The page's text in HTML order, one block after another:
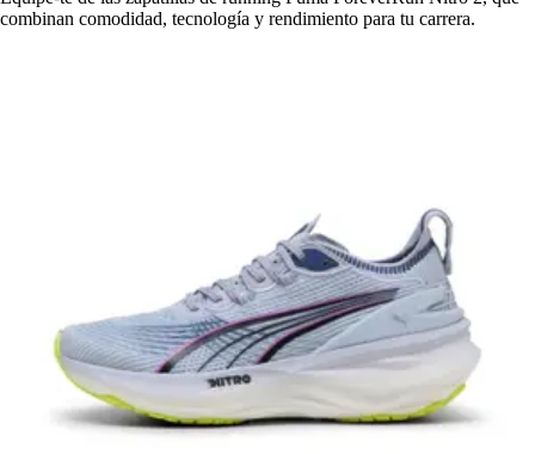
combinan comodidad, tecnología y rendimiento para tu carrera.